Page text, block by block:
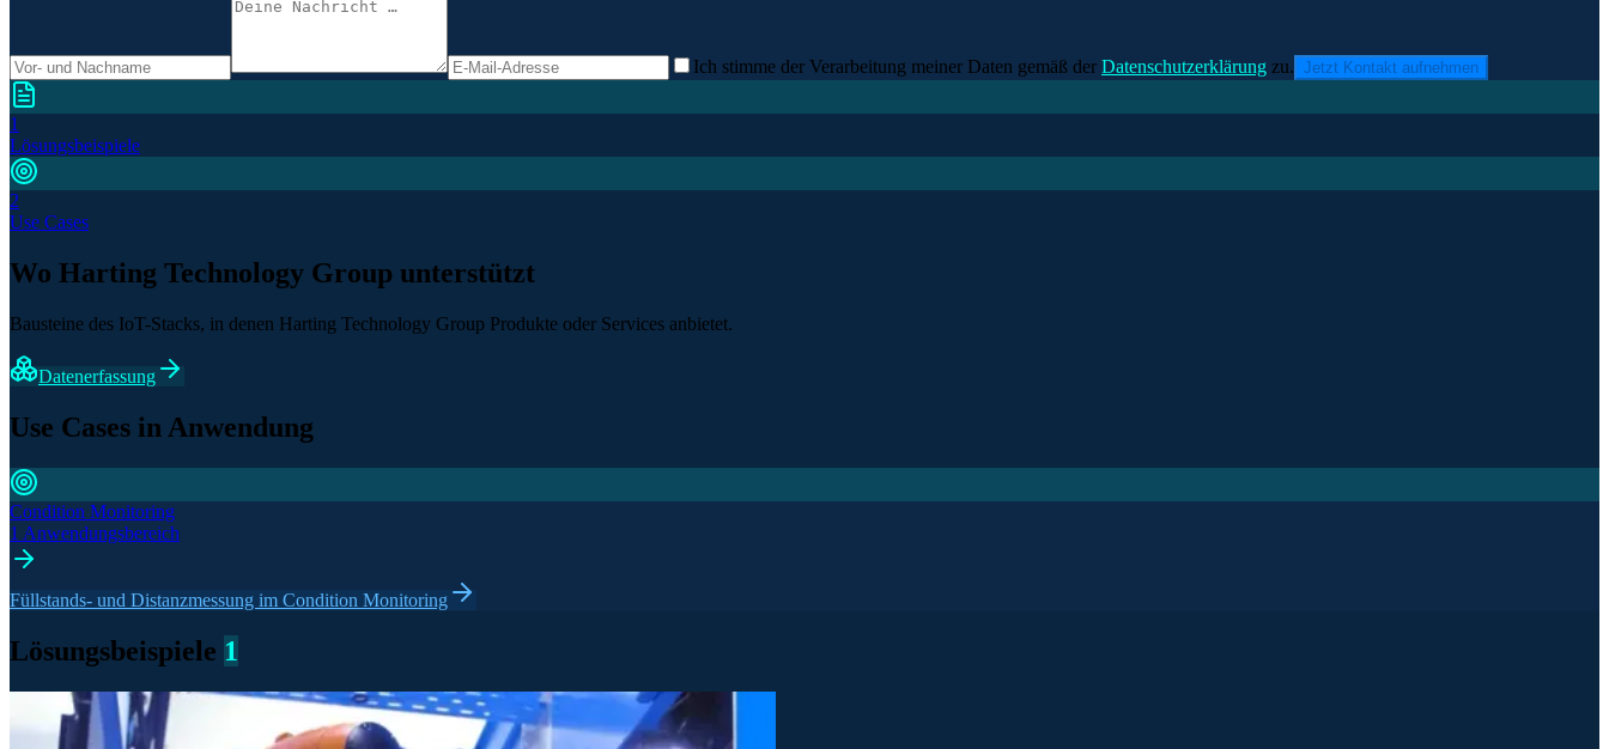
Ich stimme der Verarbeitung meiner Daten gemäß der Datenschutzerklärung zu. Jetzt Kontakt aufnehmen
1
Lösungsbeispiele
2
Use Cases
Wo Harting Technology Group unterstützt
Bausteine des IoT-Stacks, in denen Harting Technology Group Produkte oder Services anbietet.
Datenerfassung
Use Cases in Anwendung
Condition Monitoring
1 Anwendungsbereich
Füllstands- und Distanzmessung im Condition Monitoring
Lösungsbeispiele 1